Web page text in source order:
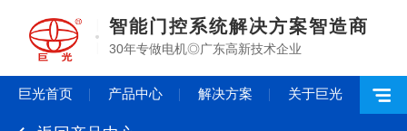
智能门控系统解决方案智造商
30年专做电机◎广东高新技术企业
巨光首页 产品中心 解决方案 关于巨光